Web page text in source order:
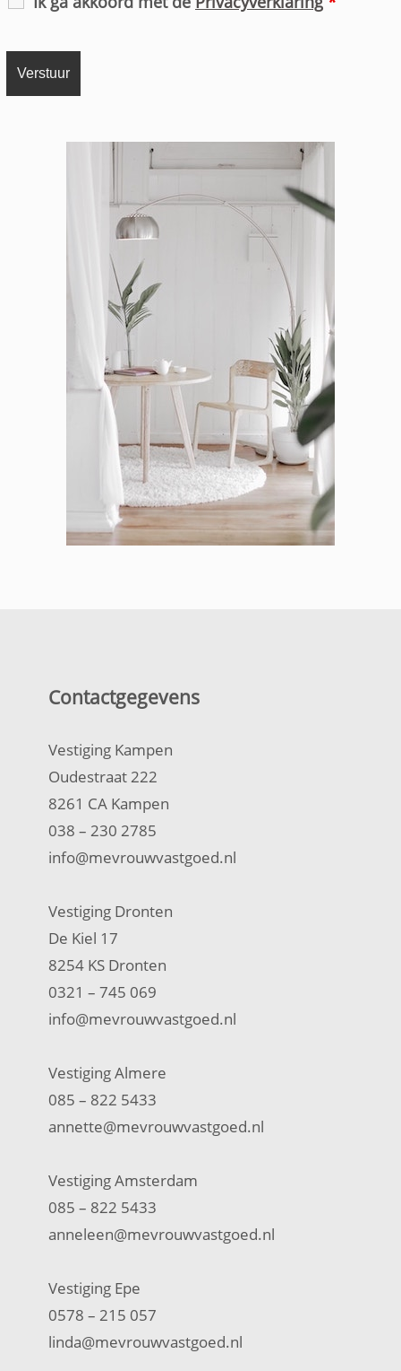
Contactgegevens
Vestiging Kampen
Oudestraat 222
8261 CA Kampen
038 – 230 2785
info@mevrouwvastgoed.nl
Vestiging Dronten
De Kiel 17
8254 KS Dronten
0321 – 745 069
info@mevrouwvastgoed.nl
Vestiging Almere
085 – 822 5433
annette@mevrouwvastgoed.nl
Vestiging Amsterdam
085 – 822 5433
anneleen@mevrouwvastgoed.nl
Vestiging Epe
0578 – 215 057
linda@mevrouwvastgoed.nl